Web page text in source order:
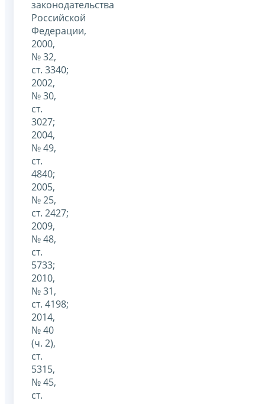
законодательства
Российской
Федерации,
2000,
№ 32,
ст. 3340;
2002,
№ 30,
ст.
3027;
2004,
№ 49,
ст.
4840;
2005,
№ 25,
ст. 2427;
2009,
№ 48,
ст.
5733;
2010,
№ 31,
ст. 4198;
2014,
№ 40
(ч. 2),
ст.
5315,
№ 45,
ст.